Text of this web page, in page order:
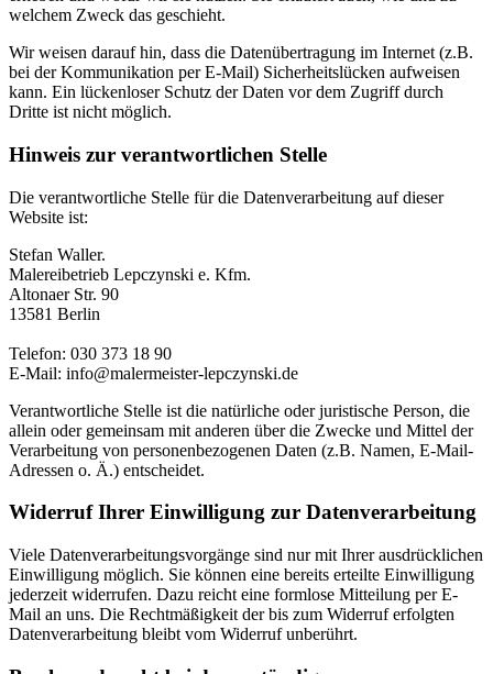
welchem Zweck das geschieht.
Wir weisen darauf hin, dass die Datenübertragung im Internet (z.B.
bei der Kommunikation per E-Mail) Sicherheitslücken aufweisen
kann. Ein lückenloser Schutz der Daten vor dem Zugriff durch
Dritte ist nicht möglich.
Hinweis zur verantwortlichen Stelle
Die verantwortliche Stelle für die Datenverarbeitung auf dieser
Website ist:
Stefan Waller.
Malereibetrieb Lepczynski e. Kfm.
Altonaer Str. 90
13581 Berlin
Telefon: 030 373 18 90
E-Mail: info@malermeister-lepczynski.de
Verantwortliche Stelle ist die natürliche oder juristische Person, die
allein oder gemeinsam mit anderen über die Zwecke und Mittel der
Verarbeitung von personenbezogenen Daten (z.B. Namen, E-Mail-
Adressen o. Ä.) entscheidet.
Widerruf Ihrer Einwilligung zur Datenverarbeitung
Viele Datenverarbeitungsvorgänge sind nur mit Ihrer ausdrücklichen
Einwilligung möglich. Sie können eine bereits erteilte Einwilligung
jederzeit widerrufen. Dazu reicht eine formlose Mitteilung per E-
Mail an uns. Die Rechtmäßigkeit der bis zum Widerruf erfolgten
Datenverarbeitung bleibt vom Widerruf unberührt.